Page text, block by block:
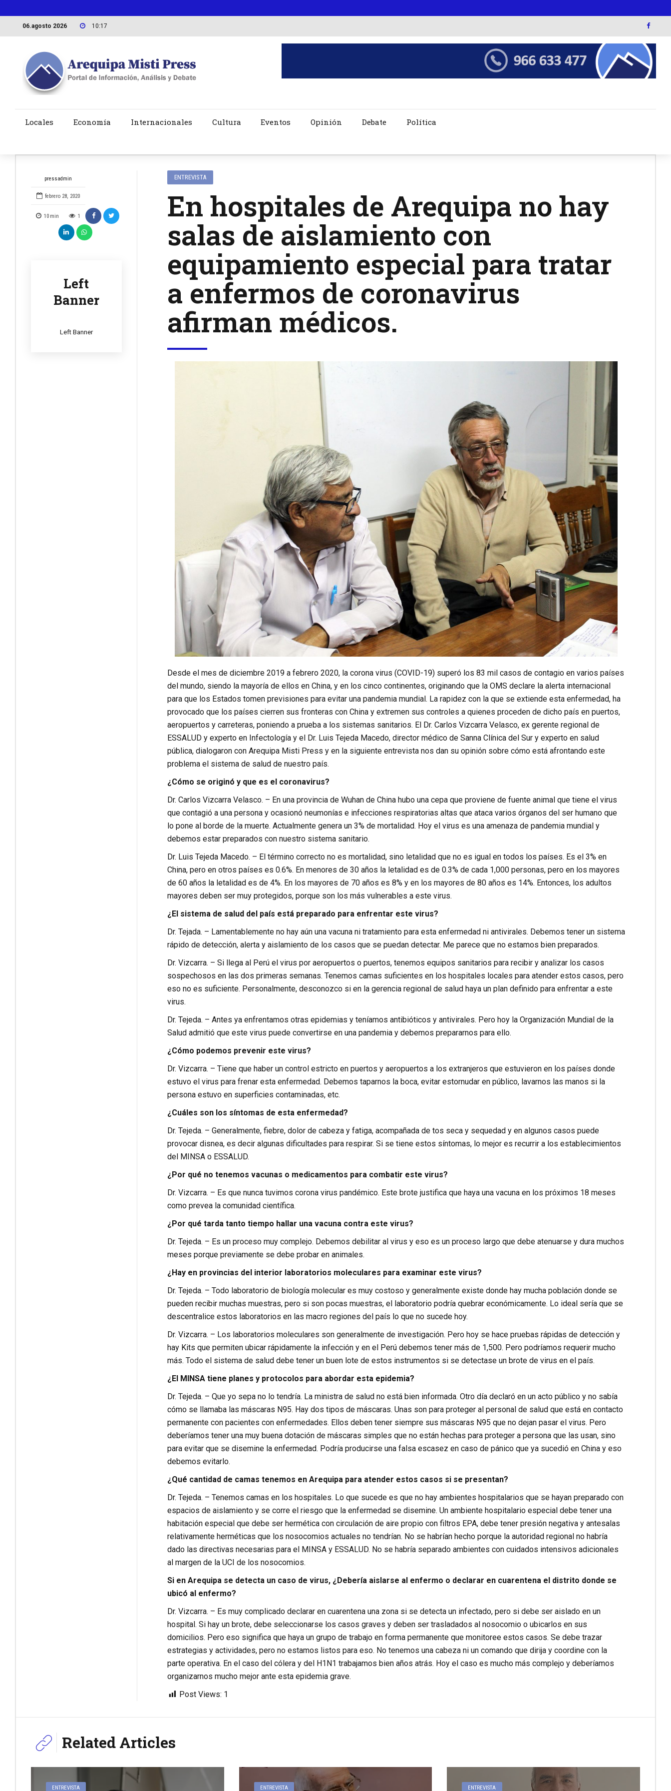
06.agosto 2026 10:17
Locales Economía Internacionales Cultura Eventos Opinión Debate Política
pressadmin
febrero 28, 2020
10 min 1
Left
Banner
Left Banner
ENTREVISTA
En hospitales de Arequipa no hay
salas de aislamiento con
equipamiento especial para tratar
a enfermos de coronavirus
afirman médicos.
Desde el mes de diciembre 2019 a febrero 2020, la corona virus (COVID-19) superó los 83 mil casos de contagio en varios países
del mundo, siendo la mayoría de ellos en China, y en los cinco continentes, originando que la OMS declare la alerta internacional
para que los Estados tomen previsiones para evitar una pandemia mundial. La rapidez con la que se extiende esta enfermedad, ha
provocado que los países cierren sus fronteras con China y extremen sus controles a quienes proceden de dicho país en puertos,
aeropuertos y carreteras, poniendo a prueba a los sistemas sanitarios. El Dr. Carlos Vizcarra Velasco, ex gerente regional de
ESSALUD y experto en Infectología y el Dr. Luis Tejeda Macedo, director médico de Sanna Clínica del Sur y experto en salud
pública, dialogaron con Arequipa Misti Press y en la siguiente entrevista nos dan su opinión sobre cómo está afrontando este
problema el sistema de salud de nuestro país.
¿Cómo se originó y que es el coronavirus?
Dr. Carlos Vizcarra Velasco. – En una provincia de Wuhan de China hubo una cepa que proviene de fuente animal que tiene el virus
que contagió a una persona y ocasionó neumonías e infecciones respiratorias altas que ataca varios órganos del ser humano que
lo pone al borde de la muerte. Actualmente genera un 3% de mortalidad. Hoy el virus es una amenaza de pandemia mundial y
debemos estar preparados con nuestro sistema sanitario.
Dr. Luis Tejeda Macedo. – El término correcto no es mortalidad, sino letalidad que no es igual en todos los países. Es el 3% en
China, pero en otros países es 0.6%. En menores de 30 años la letalidad es de 0.3% de cada 1,000 personas, pero en los mayores
de 60 años la letalidad es de 4%. En los mayores de 70 años es 8% y en los mayores de 80 años es 14%. Entonces, los adultos
mayores deben ser muy protegidos, porque son los más vulnerables a este virus.
¿El sistema de salud del país está preparado para enfrentar este virus?
Dr. Tejada. – Lamentablemente no hay aún una vacuna ni tratamiento para esta enfermedad ni antivirales. Debemos tener un sistema
rápido de detección, alerta y aislamiento de los casos que se puedan detectar. Me parece que no estamos bien preparados.
Dr. Vizcarra. – Si llega al Perú el virus por aeropuertos o puertos, tenemos equipos sanitarios para recibir y analizar los casos
sospechosos en las dos primeras semanas. Tenemos camas suficientes en los hospitales locales para atender estos casos, pero
eso no es suficiente. Personalmente, desconozco si en la gerencia regional de salud haya un plan definido para enfrentar a este
virus.
Dr. Tejeda. – Antes ya enfrentamos otras epidemias y teníamos antibióticos y antivirales. Pero hoy la Organización Mundial de la
Salud admitió que este virus puede convertirse en una pandemia y debemos prepararnos para ello.
¿Cómo podemos prevenir este virus?
Dr. Vizcarra. – Tiene que haber un control estricto en puertos y aeropuertos a los extranjeros que estuvieron en los países donde
estuvo el virus para frenar esta enfermedad. Debemos taparnos la boca, evitar estornudar en público, lavarnos las manos si la
persona estuvo en superficies contaminadas, etc.
¿Cuáles son los síntomas de esta enfermedad?
Dr. Tejeda. – Generalmente, fiebre, dolor de cabeza y fatiga, acompañada de tos seca y sequedad y en algunos casos puede
provocar disnea, es decir algunas dificultades para respirar. Si se tiene estos síntomas, lo mejor es recurrir a los establecimientos
del MINSA o ESSALUD.
¿Por qué no tenemos vacunas o medicamentos para combatir este virus?
Dr. Vizcarra. – Es que nunca tuvimos corona virus pandémico. Este brote justifica que haya una vacuna en los próximos 18 meses
como prevea la comunidad científica.
¿Por qué tarda tanto tiempo hallar una vacuna contra este virus?
Dr. Tejeda. – Es un proceso muy complejo. Debemos debilitar al virus y eso es un proceso largo que debe atenuarse y dura muchos
meses porque previamente se debe probar en animales.
¿Hay en provincias del interior laboratorios moleculares para examinar este virus?
Dr. Tejeda. – Todo laboratorio de biología molecular es muy costoso y generalmente existe donde hay mucha población donde se
pueden recibir muchas muestras, pero si son pocas muestras, el laboratorio podría quebrar económicamente. Lo ideal sería que se
descentralice estos laboratorios en las macro regiones del país lo que no sucede hoy.
Dr. Vizcarra. – Los laboratorios moleculares son generalmente de investigación. Pero hoy se hace pruebas rápidas de detección y
hay Kits que permiten ubicar rápidamente la infección y en el Perú debemos tener más de 1,500. Pero podríamos requerir mucho
más. Todo el sistema de salud debe tener un buen lote de estos instrumentos si se detectase un brote de virus en el país.
¿El MINSA tiene planes y protocolos para abordar esta epidemia?
Dr. Tejeda. – Que yo sepa no lo tendría. La ministra de salud no está bien informada. Otro día declaró en un acto público y no sabía
cómo se llamaba las máscaras N95. Hay dos tipos de máscaras. Unas son para proteger al personal de salud que está en contacto
permanente con pacientes con enfermedades. Ellos deben tener siempre sus máscaras N95 que no dejan pasar el virus. Pero
deberíamos tener una muy buena dotación de máscaras simples que no están hechas para proteger a persona que las usan, sino
para evitar que se disemine la enfermedad. Podría producirse una falsa escasez en caso de pánico que ya sucedió en China y eso
debemos evitarlo.
¿Qué cantidad de camas tenemos en Arequipa para atender estos casos si se presentan?
Dr. Tejeda. – Tenemos camas en los hospitales. Lo que sucede es que no hay ambientes hospitalarios que se hayan preparado con
espacios de aislamiento y se corre el riesgo que la enfermedad se disemine. Un ambiente hospitalario especial debe tener una
habitación especial que debe ser hermética con circulación de aire propio con filtros EPA, debe tener presión negativa y antesalas
relativamente herméticas que los nosocomios actuales no tendrían. No se habrían hecho porque la autoridad regional no habría
dado las directivas necesarias para el MINSA y ESSALUD. No se habría separado ambientes con cuidados intensivos adicionales
al margen de la UCI de los nosocomios.
Si en Arequipa se detecta un caso de virus, ¿Debería aislarse al enfermo o declarar en cuarentena el distrito donde se
ubicó al enfermo?
Dr. Vizcarra. – Es muy complicado declarar en cuarentena una zona si se detecta un infectado, pero si debe ser aislado en un
hospital. Si hay un brote, debe seleccionarse los casos graves y deben ser trasladados al nosocomio o ubicarlos en sus
domicilios. Pero eso significa que haya un grupo de trabajo en forma permanente que monitoree estos casos. Se debe trazar
estrategias y actividades, pero no estamos listos para eso. No tenemos una cabeza ni un comando que dirija y coordine con la
parte operativa. En el caso del cólera y del H1N1 trabajamos bien años atrás. Hoy el caso es mucho más complejo y deberíamos
organizarnos mucho mejor ante esta epidemia grave.
Post Views: 1
Related Articles
ENTREVISTA ENTREVISTA ENTREVISTA